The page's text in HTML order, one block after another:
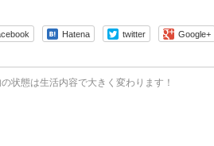
Hatena twitter Google+
状態は生活内容で大きく変わります！